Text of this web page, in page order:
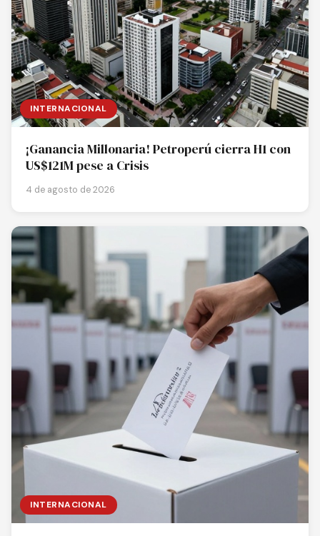
INTERNACIONAL
¡Ganancia Millonaria! Petroperú cierra H1 con
US$121M pese a Crisis
4 de agosto de 2026
INTERNACIONAL